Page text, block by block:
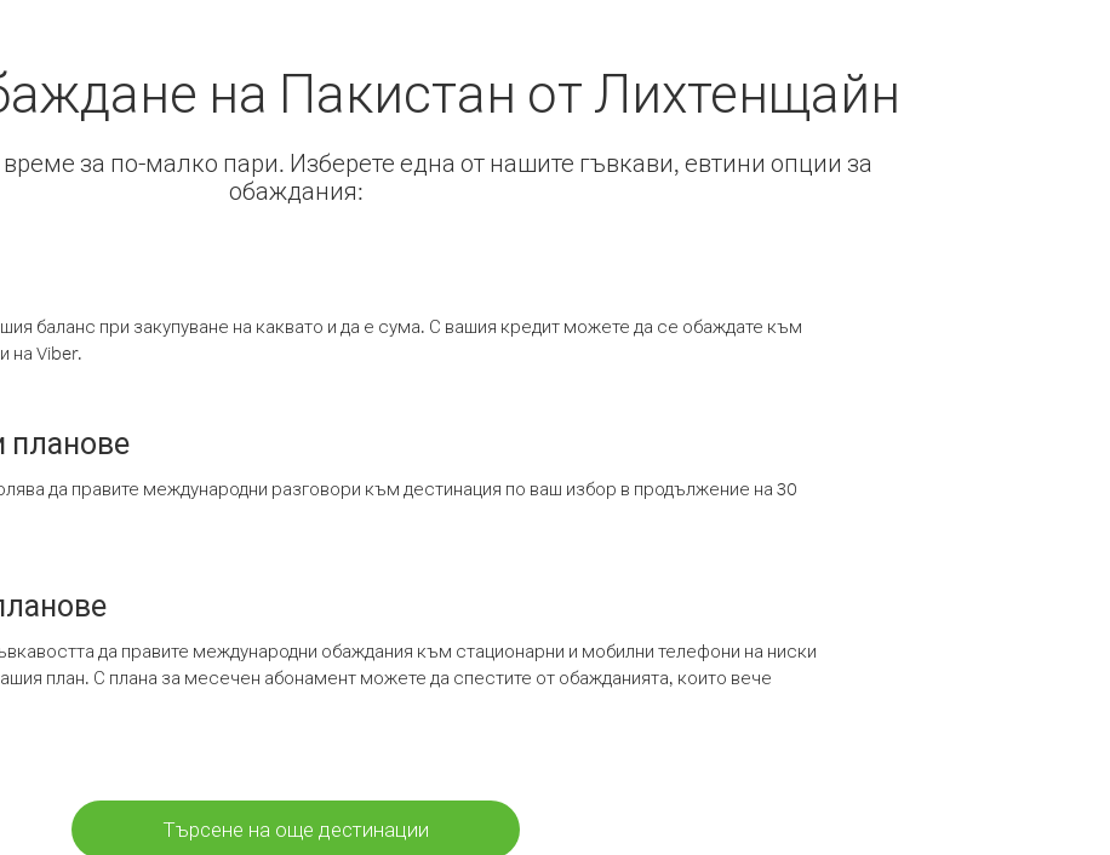
на Пакистан от Лихтенщайн
за по-малко пари. Изберете една от нашите гъвкави, евтини опции за
обаждания:
баланс при закупуване на каквато и да е сума. С вашия кредит можете да се обаждате към
на Viber.
планове
да правите международни разговори към дестинация по ваш избор в продължение на 30
да правите международни обаждания към стационарни и мобилни телефони на ниски
план. С плана за месечен абонамент можете да спестите от обажданията, които вече
Търсене на още дестинации